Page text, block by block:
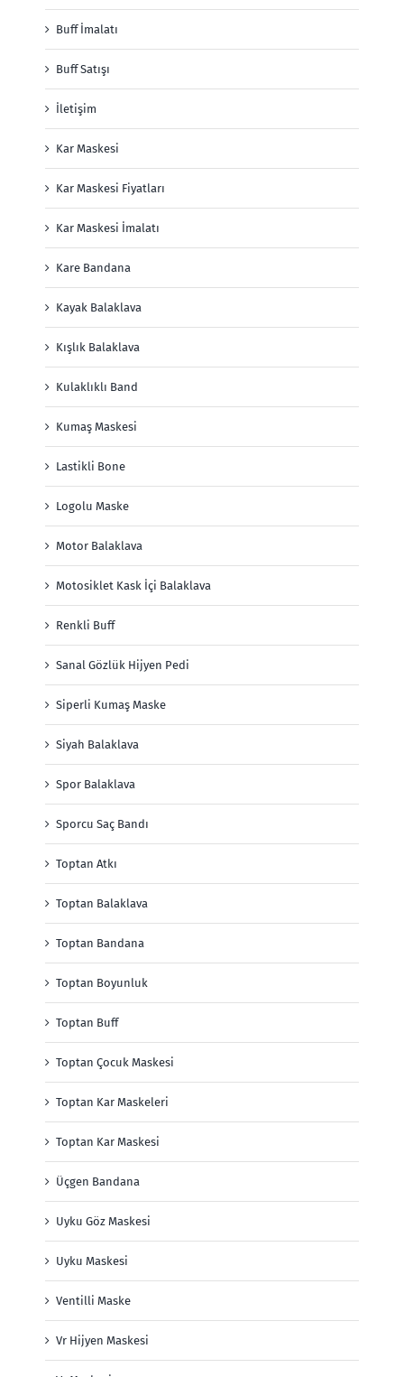
Buff İmalatı
Buff Satışı
İletişim
Kar Maskesi
Kar Maskesi Fiyatları
Kar Maskesi İmalatı
Kare Bandana
Kayak Balaklava
Kışlık Balaklava
Kulaklıklı Band
Kumaş Maskesi
Lastikli Bone
Logolu Maske
Motor Balaklava
Motosiklet Kask İçi Balaklava
Renkli Buff
Sanal Gözlük Hijyen Pedi
Siperli Kumaş Maske
Siyah Balaklava
Spor Balaklava
Sporcu Saç Bandı
Toptan Atkı
Toptan Balaklava
Toptan Bandana
Toptan Boyunluk
Toptan Buff
Toptan Çocuk Maskesi
Toptan Kar Maskeleri
Toptan Kar Maskesi
Üçgen Bandana
Uyku Göz Maskesi
Uyku Maskesi
Ventilli Maske
Vr Hijyen Maskesi